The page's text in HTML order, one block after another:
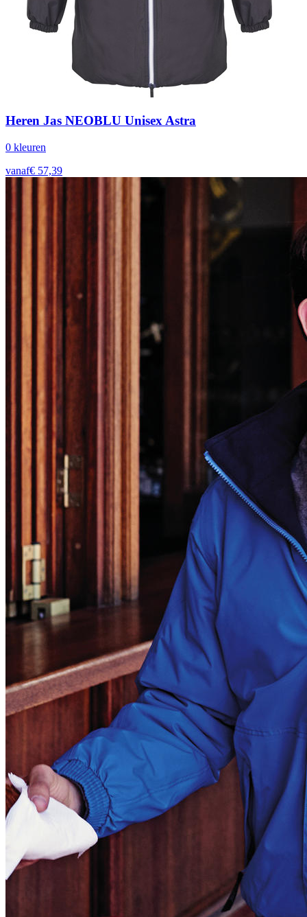
Heren Jas NEOBLU Unisex Astra
0 kleuren
vanaf€ 57,39